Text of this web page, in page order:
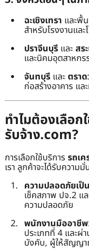
ฉะเชิงเทรา และพื้
สำหรับโรงงานแล
ปราจีนบุรี และสร
และนิคมอุตสาหกร
จันทบุรี และ ตราด
ก่อสร้างอาคาร แล
ทำไมต้องเลือก
รับจ้าง.com?
การเลือกใช้บริการ รถเ
เรา ลูกค้าจะได้รับความ
ความปลอดภัยเป็
เช็คสภาพ ปจ.2 แ
ความปลอดภัย
พนักงานมืออาชีพ
ประเภทที่ 4 และ
บังคับ, ผู้ให้สัญญา